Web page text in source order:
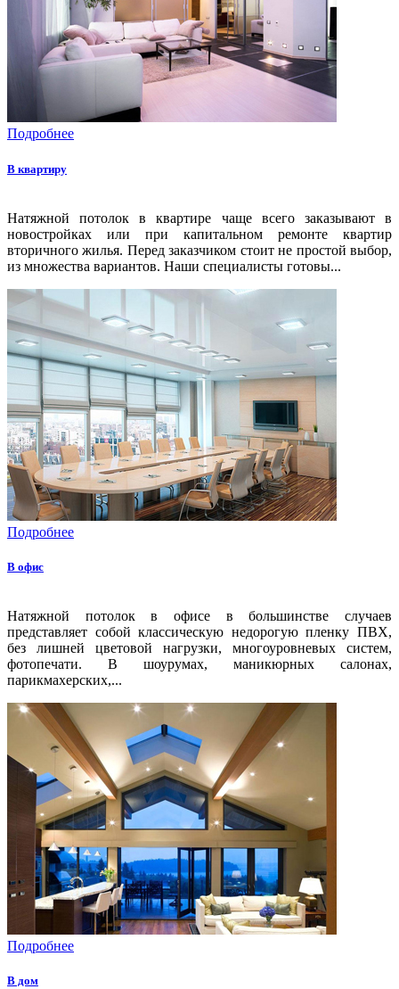
Подробнее
В квартиру
Натяжной потолок в квартире чаще всего заказывают в
новостройках или при капитальном ремонте квартир
вторичного жилья. Перед заказчиком стоит не простой выбор,
из множества вариантов. Наши специалисты готовы...
Подробнее
В офис
Натяжной потолок в офисе в большинстве случаев
представляет собой классическую недорогую пленку ПВХ,
без лишней цветовой нагрузки, многоуровневых систем,
фотопечати. В шоурумах, маникюрных салонах,
парикмахерских,...
Подробнее
В дом